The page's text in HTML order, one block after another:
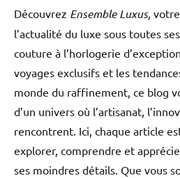
Découvrez Ensemble Luxus,
l’actualité du luxe sous toutes
couture à l’horlogerie
voyages exclusifs et les
monde du raffinement, ce blog
d’un univers où l’artisanat,
rencontrent. Ici, chaque article
explorer, comprendre et
ses moindres détails. Que vous